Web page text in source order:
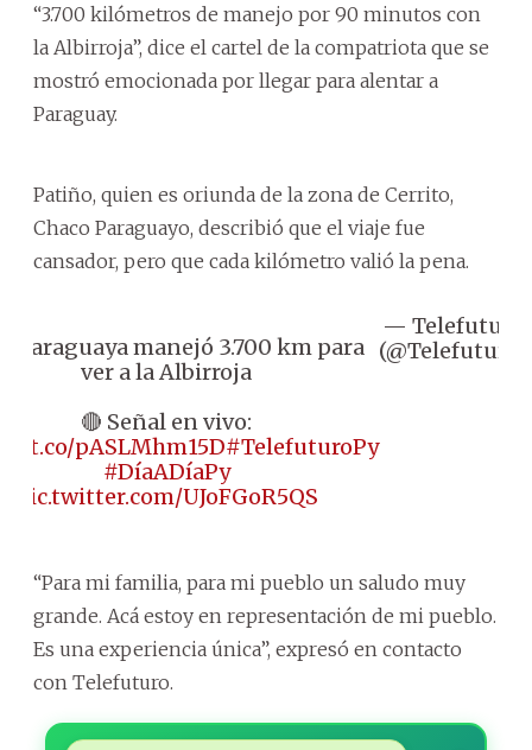
“3.700 kilómetros de manejo por 90 minutos con
la Albirroja”, dice el cartel de la compatriota que se
mostró emocionada por llegar para alentar a
Paraguay.
Patiño, quien es oriunda de la zona de Cerrito,
Chaco Paraguayo, describió que el viaje fue
cansador, pero que cada kilómetro valió la pena.
manejó 3.700 km para
ver a la Albirroja
🔴 Señal en vivo:
t.co/pASLMhm15D#TelefuturoPy
#DíaADíaPy
pic.twitter.com/UJoFGoR5QS
— Telefuturo
(@Telefuturo)
“Para mi familia, para mi pueblo un saludo muy
grande. Acá estoy en representación de mi pueblo.
Es una experiencia única”, expresó en contacto
con Telefuturo.